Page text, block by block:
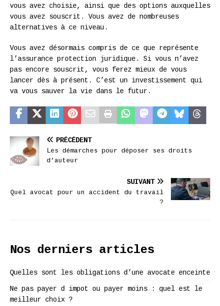
vous avez choisie, ainsi que des options auxquelles
vous avez souscrit. Vous avez de nombreuses
alternatives à ce niveau.
Vous avez désormais compris de ce que représente
l’assurance protection juridique. Si vous n’avez
pas encore souscrit, vous ferez mieux de vous
lancer dès à présent. C’est un investissement qui
va vous sauver la vie dans le futur.
PRÉCÉDENT
Les démarches pour déposer ses droits
d’auteur
SUIVANT
Quel avocat pour un accident du travail
?
Nos derniers articles
Quelles sont les obligations d’une avocate enceinte
Ne pas payer d impot ou payer moins : quel est le
meilleur choix ?